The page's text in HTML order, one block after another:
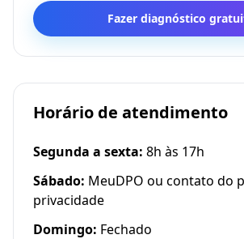
Fazer diagnóstico
Horário de atendimento
Segunda a sexta: 8h às 17h
Sábado: MeuDPO ou contato do
privacidade
Domingo: Fechado